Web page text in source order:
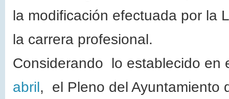
la modificación efectuada por la
la carrera profesional.
Considerando lo establecido en
abril, el Pleno del Ayuntamiento